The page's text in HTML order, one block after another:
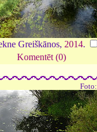
Greiškānos, 2014.
Komentēt (0)
Foto: